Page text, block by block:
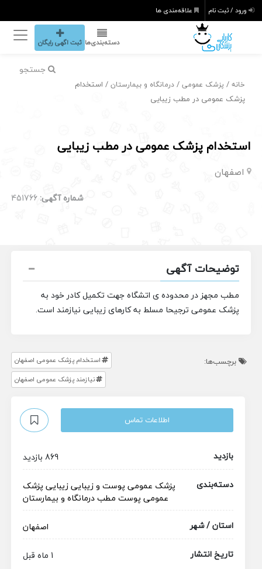
ورود / ثبت نام علاقه‌مندی ها
دسته‌بندی‌ها ثبت اگهی رایگان
جستجو
خانه / پزشک عمومی /درمانگاه و بیمارستان / استخدام
پزشک عمومی در مطب زیبایی
استخدام پزشک عمومی در مطب زیبایی
اصفهان
شماره آگهی: 451766
توضیحات آگهی
مطب مجهز در محدوده ی اتشگاه جهت تکمیل کادر خود به
پزشک عمومی ترجیحا مسلط به کارهای زیبایی نیازمند است.
برچسب‌ها:
استخدام پزشک عمومی اصفهان
نیازمند پزشک عمومی اصفهان
اطلاعات تماس
بازدید
869 بازدید
دسته‌بندی
پزشک عمومی پوست و زیباییزیبایی پزشک
عمومی پوست مطبدرمانگاه و بیمارستان
استان / شهر
اصفهان
تاریخ انتشار
1 ماه قبل